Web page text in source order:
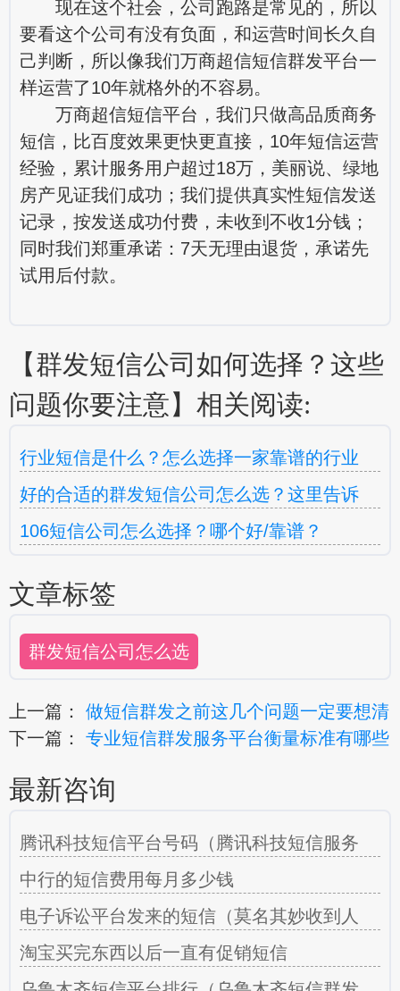
现在这个社会，公司跑路是常见的，所以
要看这个公司有没有负面，和运营时间长久自
己判断，所以像我们万商超信短信群发平台一
样运营了10年就格外的不容易。
万商超信短信平台，我们只做高品质商务
短信，比百度效果更快更直接，10年短信运营
经验，累计服务用户超过18万，美丽说、绿地
房产见证我们成功；我们提供真实性短信发送
记录，按发送成功付费，未收到不收1分钱；
同时我们郑重承诺：7天无理由退货，承诺先
试用后付款。
【群发短信公司如何选择？这些
问题你要注意】相关阅读:
行业短信是什么？怎么选择一家靠谱的行业
好的合适的群发短信公司怎么选？这里告诉
106短信公司怎么选择？哪个好/靠谱？
文章标签
群发短信公司怎么选
上一篇： 做短信群发之前这几个问题一定要想清
下一篇： 专业短信群发服务平台衡量标准有哪些
最新咨询
腾讯科技短信平台号码（腾讯科技短信服务
中行的短信费用每月多少钱
电子诉讼平台发来的短信（莫名其妙收到人
淘宝买完东西以后一直有促销短信